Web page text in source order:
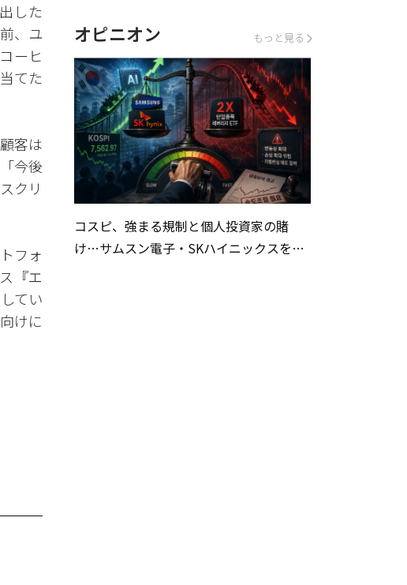
した
、ユ
ーヒ
てた
客は
今後
クリ
フォ
『エ
てい
けに
オピニオン もっと見る
コスピ、強まる規制と個人投資家の賭
け…サムスン電子・SKハイニックスを巡